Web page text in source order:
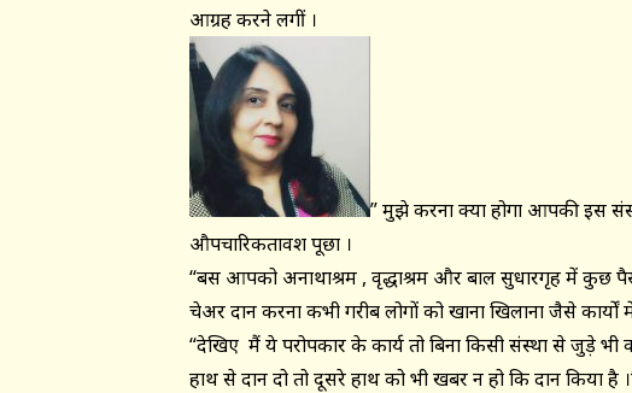
आग्रह करने लगीं ।
” मुझे करना क्या होगा आपकी इस
औपचारिकतावश पूछा ।
“बस आपको अनाथाश्रम , वृद्धाश्रम और बाल सुधारगृह में कुछ
चेअर दान करना कभी गरीब लोगों को खाना खिलाना जैसे
“देखिए मैं ये परोपकार के कार्य तो बिना किसी संस्था से जुड़े
हाथ से दान दो तो दूसरे हाथ को भी खबर न हो कि दान किया है